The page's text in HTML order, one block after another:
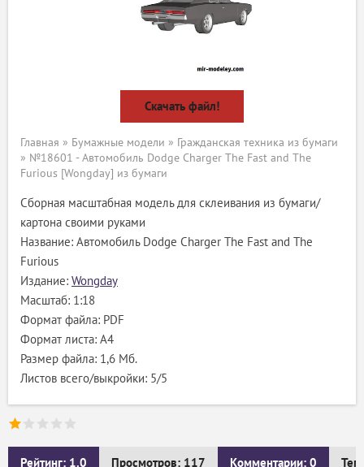
Скачать файл!
Главная » Бумажные модели » Гражданская техника из бумаги
» №18601 - Автомобиль Dodge Charger The Fast and The
Furious [Wongday] из бумаги
Сборная масштабная модель для склеивания из бумаги/
картона своими руками
Название: Автомобиль Dodge Charger The Fast and The
Furious
Издание: Wongday
Масштаб: 1:18
Формат файла: PDF
Формат листа: А4
Размер файла: 1,6 Мб.
Листов всего/выкройки: 5/5
Рейтинг: 1.0 Просмотров: 117 Комментарии: 0